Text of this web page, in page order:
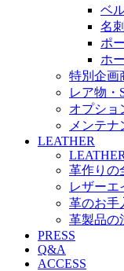
ベ
名
ポ
ホ
特別企画
レア物・
オプショ
メンテ
LEATHER
LEATHER
革作りの
レザーエ
革のお手
革製品の
PRESS
Q&A
ACCESS